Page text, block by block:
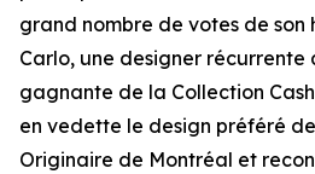
grand nombre de votes de son
Carlo, une designer récurrente
gagnante de la Collection
en vedette le design préféré
Originaire de Montréal et